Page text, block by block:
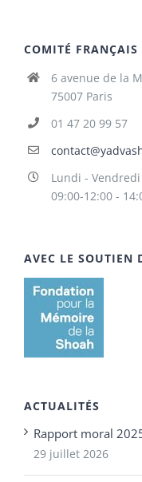
COMITÉ
6 avenue de la
75007 Paris
01 47 20 99 57
Lundi - Vendredi
09:00-12:00 -
AVEC LE SOUTIEN
ACTUALITÉS
Rapport moral
29 juillet 2026